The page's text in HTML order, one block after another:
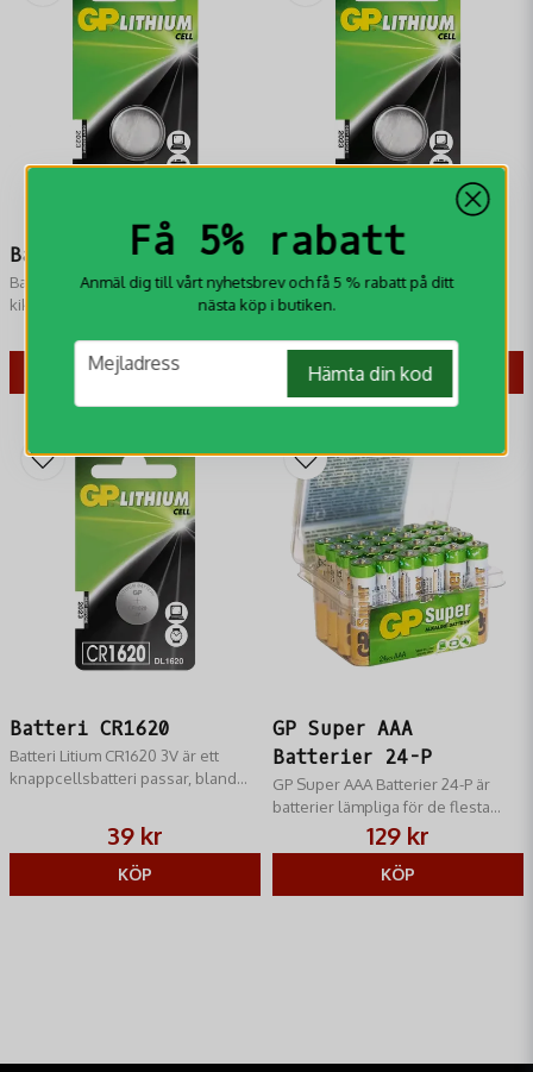
Batteri CR2032
Batteri CR2032 passar bland annat
kikarsikten från bl.a. Vortex,
Zeiss och Tasco.
39 kr
KÖP
Batteri CR2016
Batteri CR2016 3V
knappcrellsbatteri från GP
35 kr
KÖP
Batteri CR1620
Batteri Litium CR1620 3V är ett
knappcellsbatteri passar, bland
och nya Helia-sikten från Kahles.
39 kr
KÖP
GP Super AAA
Batterier 24-P
GP Super AAA Batterier 24-P är
batterier lämpliga för de flesta
produkter med låg till medelhög
strömförbrukning som exempelvis
leksaker, väggklockor och
ficklampor.
129 kr
KÖP
Få 5% rabatt
Anmäl dig till vårt nyhetsbrev och få 5 % rabatt på ditt
nästa köp i butiken.
email
Mejladress Hämta din kod